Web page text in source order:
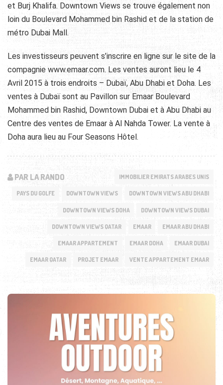
et Burj Khalifa. Downtown Views se trouve également non
loin du Boulevard Mohammed bin Rashid et de la station de
métro Dubai Mall.
Les investisseurs peuvent s’inscrire en ligne sur le site de la
compagnie www.emaar.com. Les ventes auront lieu le 4
Avril 2015 à trois endroits – Dubaï, Abu Dhabi et Doha. Les
ventes à Dubaï sont au Pavillon sur Emaar Boulevard
Mohammed bin Rashid, Downtown Dubai et à Abu Dhabi au
Centre des ventes de Emaar à Al Nahda Tower. La vente à
Doha aura lieu au Four Seasons Hôtel.
PAR LA RANDO IMMOBILIER EMIRATS ARABES UNIS
PAYS DU GOLFE DOWNTOWN VIEWS DOWNTOWN VIEWS ABU DHABI
DOWNTOWN VIEWS DOHA DOWNTOWN VIEWS DUBAI
DOWNTOWN VIEWS QATAR EMAAR EMAAR ABU DHABI
EMAAR APPARTEMENT EMAAR DOHA EMAAR DUBAI
EMAAR QATAR PROJET EMAAR VENTE APPARTEMENT EMAAR